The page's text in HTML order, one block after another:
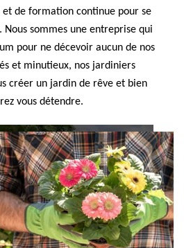
de formation continue pour se
sommes une entreprise qui
pour ne décevoir aucun de nos
et minutieux, nos jardiniers
créer un jardin de rêve et bien
vous détendre.